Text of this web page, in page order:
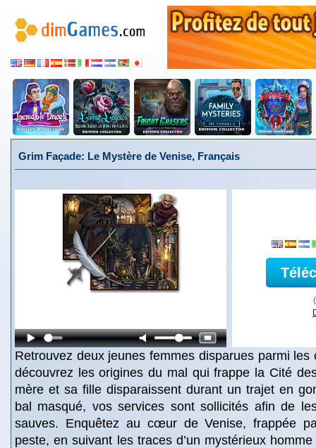
Grim Façade: Le Mystère de Venise, Français
Retrouvez deux jeunes femmes disparues parmi les
découvrez les origines du mal qui frappe la Cité
mère et sa fille disparaissent durant un trajet en
bal masqué, vos services sont sollicités afin de
sauves. Enquêtez au cœur de Venise, frappée
peste, en suivant les traces d’un mystérieux